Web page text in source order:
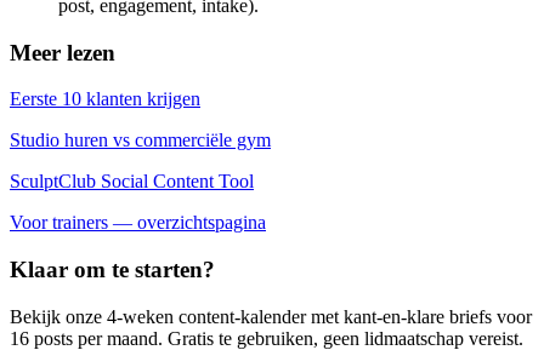
post, engagement, intake).
Meer lezen
Eerste 10 klanten krijgen
Studio huren vs commerciële gym
SculptClub Social Content Tool
Voor trainers — overzichtspagina
Klaar om te starten?
Bekijk onze 4-weken content-kalender met kant-en-klare briefs voor
16 posts per maand. Gratis te gebruiken, geen lidmaatschap vereist.